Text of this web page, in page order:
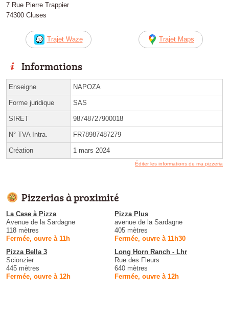
7 Rue Pierre Trappier
74300 Cluses
Trajet Waze Trajet Maps
Informations
Enseigne NAPOZA
Forme juridique SAS
SIRET 98748727900018
N° TVA Intra. FR78987487279
Création 1 mars 2024
Éditer les informations de ma pizzeria
Pizzerias à proximité
La Case à Pizza
Avenue de la Sardagne
118 mètres
Fermée, ouvre à 11h
Pizza Plus
avenue de la Sardagne
405 mètres
Fermée, ouvre à 11h30
Pizza Bella 3
Scionzier
445 mètres
Fermée, ouvre à 12h
Long Horn Ranch - Lhr
Rue des Fleurs
640 mètres
Fermée, ouvre à 12h